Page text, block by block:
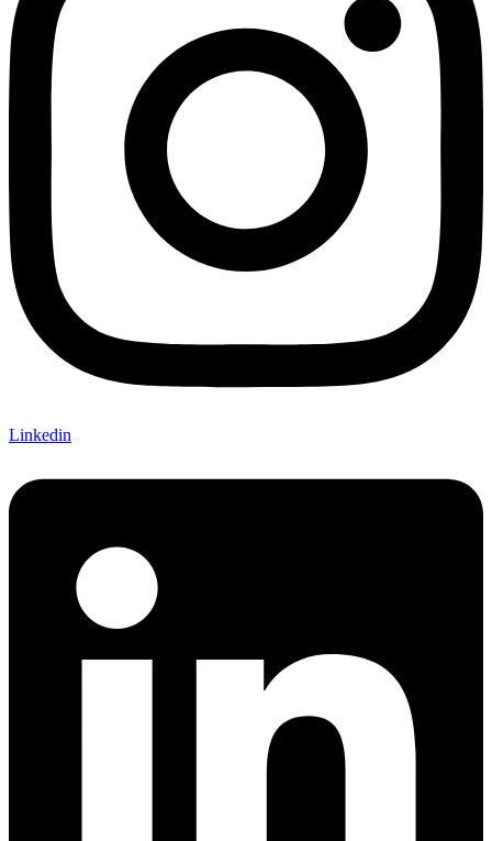
Linkedin